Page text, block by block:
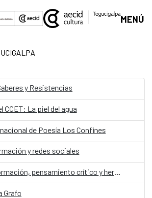
principal
MENÚ
y Resistencias
CCET: La piel del agua
de Poesía Los Confines
y redes sociales
Taller: “Desinformación, pensamiento crítico y herramientas de verificación”
Grafo